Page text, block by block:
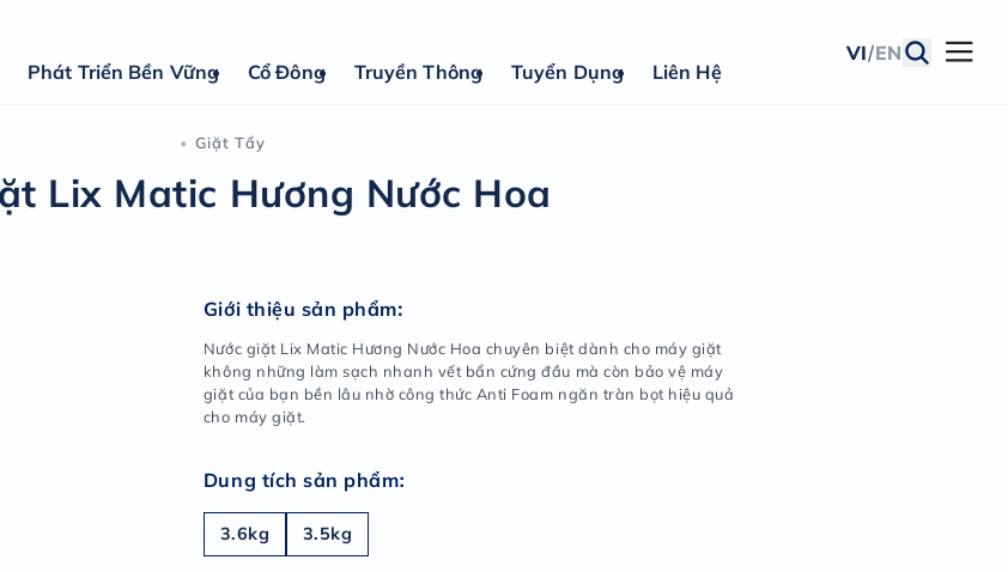
Phát Triển Bền Vững Cổ Đông Truyền Thông Tuyển Dụng Liên Hệ
VI/EN
• Giặt Tẩy
Giới thiệu sản phẩm: